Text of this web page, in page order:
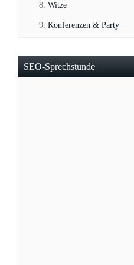
Witze
Konferenzen & Party
SEO-Sprechstunde